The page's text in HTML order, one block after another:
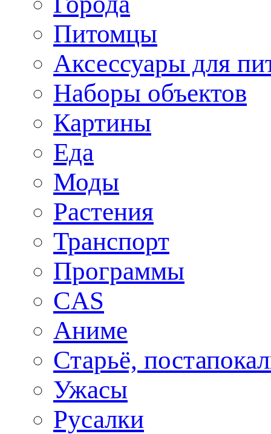
Питомцы
Аксессуары для
Наборы объектов
Картины
Еда
Моды
Растения
Транспорт
Программы
CAS
Аниме
Старьё,
Ужасы
Русалки